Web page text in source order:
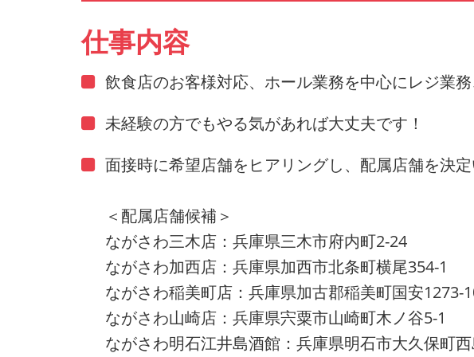
仕事内容
飲食店のお客様対応、ホール業務を中心にレジ業
未経験の方でもやる気があれば大丈夫です！
面接時に希望店舗をヒアリングし、配属店舗を決
＜配属店舗候補＞
ながさわ三木店：兵庫県三木市府内町2-24
ながさわ加西店：兵庫県加西市北条町横尾354-1
ながさわ稲美町店：兵庫県加古郡稲美町国安1273-
ながさわ山崎店：兵庫県宍粟市山崎町木ノ谷5-1
ながさわ明石江井島酒館：兵庫県明石市大久保町